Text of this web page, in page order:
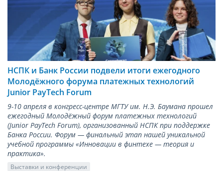
НСПК и Банк России подвели итоги ежегодного
Молодёжного форума платежных технологий
Junior PayTech Forum
9-10 апреля в конгресс-центре МГТУ им. Н.Э. Баумана прошел
ежегодный Молодёжный форум платежных технологий
(Junior PayТech Forum), организованный НСПК при поддержке
Банка России. Форум — финальный этап нашей уникальной
учебной программы «Инновации в финтехе — теория и
практика».
Выставки и конференции